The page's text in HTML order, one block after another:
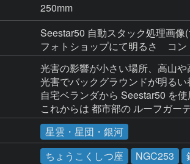
250mm
Seestar50 自動スタック処理画像
光害の影響が小さい場所、高山
光害でバックグラウンドが明る
自宅ベランダから Seestar50 を使
星雲・星団・銀河
ちょうこくしつ座 NGC253